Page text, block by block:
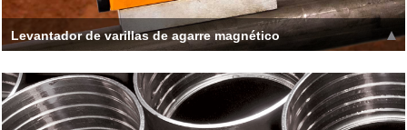
Levantador de varillas de agarre magnético
como los levantadores simples y 50% lighte Leer más >>